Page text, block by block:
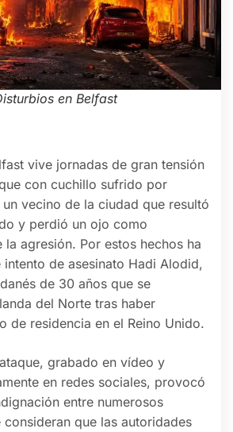
en Belfast
vive jornadas de gran tensión
con cuchillo sufrido por
vecino de la ciudad que resultó
y perdió un ojo como
la agresión. Por estos hechos ha
de asesinato Hadi Alodid,
de 30 años que se
del Norte tras haber
de residencia en el Reino Unido.
grabado en vídeo y
en redes sociales, provocó
entre numerosos
que las autoridades